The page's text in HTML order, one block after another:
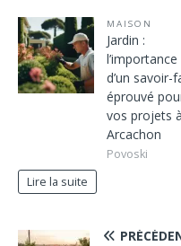
MAISON
Jardin :
l’importance
d’un savoir-
éprouvé
vos projets à
Arcachon
Povoski
Lire la suite